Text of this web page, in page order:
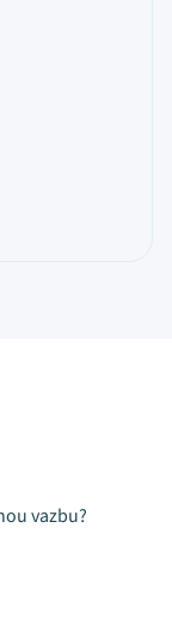
vazbu?